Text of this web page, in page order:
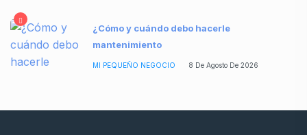
¿Cómo y cuándo debo hacerle
mantenimiento
MI PEQUEÑO NEGOCIO 8 De Agosto De 2026